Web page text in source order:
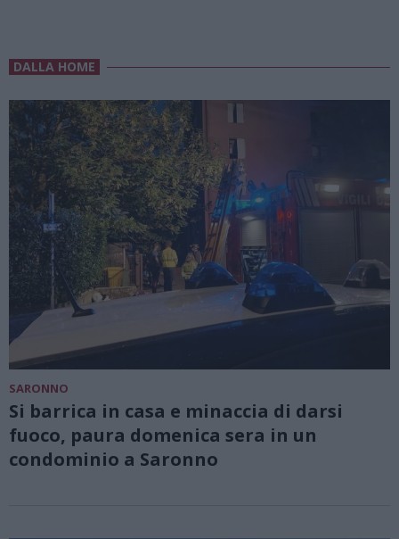
DALLA HOME
SARONNO
Si barrica in casa e minaccia di darsi
fuoco, paura domenica sera in un
condominio a Saronno